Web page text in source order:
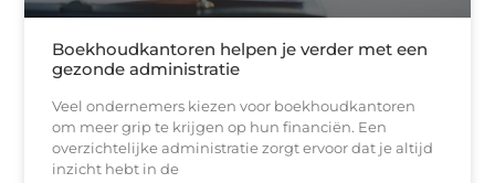
Boekhoudkantoren helpen je verder met een
gezonde administratie
Veel ondernemers kiezen voor boekhoudkantoren
om meer grip te krijgen op hun financiën. Een
overzichtelijke administratie zorgt ervoor dat je altijd
inzicht hebt in de